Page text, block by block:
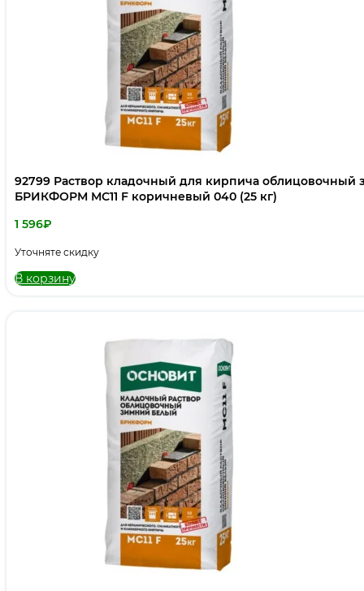
92799 Раствор кладочный для кирпича
БРИКФОРМ МС11 F коричневый 040 (25 кг)
1 596₽
Уточняте скидку
В корзину